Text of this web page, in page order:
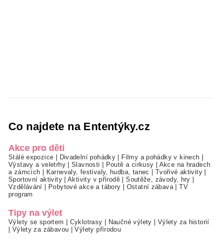
Co najdete na Ententýky.cz
Akce pro děti
Stálé expozice Divadelní pohádky Filmy a pohádky v kinech
Výstavy a veletrhy|Slavnosti Poutě a cirkusy
Akce na hradech
a zámcích
Karnevaly, festivaly, hudba, tanec Tvořivé aktivity
Sportovní aktivity|Aktivity v přírodě |Soutěže, závody, hry
Vzdělávání
Pobytové akce a tábory Ostatní zábava |TV
program
Tipy na výlet
Výlety se sportem Cyklotrasy Naučné výlety
Výlety za historií
Výlety za zábavou |Výlety přírodou